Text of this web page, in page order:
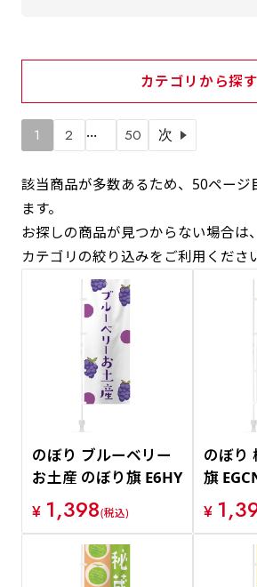
カテゴリから探す
1 2 … 50 次
価
価
該当商品が多数あるため、50ページ
ます。
お探しの商品が見つからない場合は
カテゴリの絞り込みをご利用くださ
のぼり ブルーベリー
お土産 のぼり旗 E6HY
¥ 1,398(税込)
のぼり
旗
¥